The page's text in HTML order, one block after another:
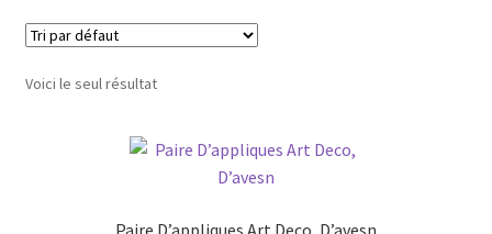
My account
Page d’exemple
Voici le seul résultat
Paire D’appliques Art Deco, D’avesn